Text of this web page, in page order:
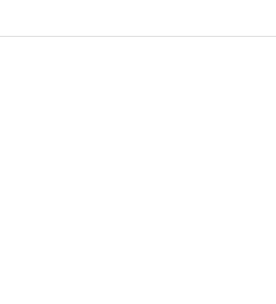
ir skatinti raumenų
gali būti ir B grupės vitaminai,